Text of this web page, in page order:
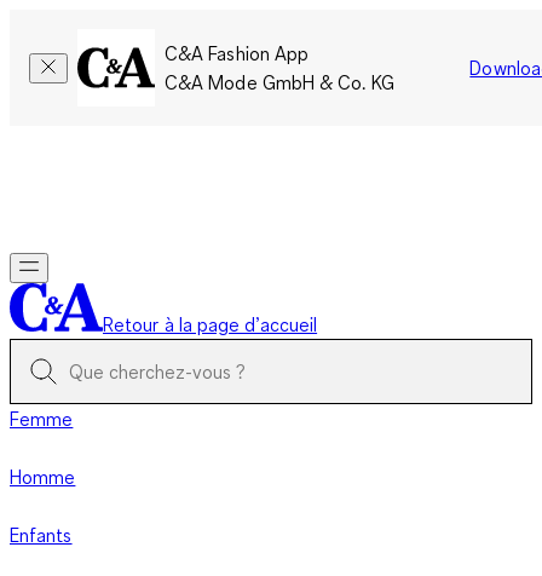
C&A Fashion App
C&A Mode GmbH & Co. KG
Retour à la page d’accueil
Femme
Homme
Enfants